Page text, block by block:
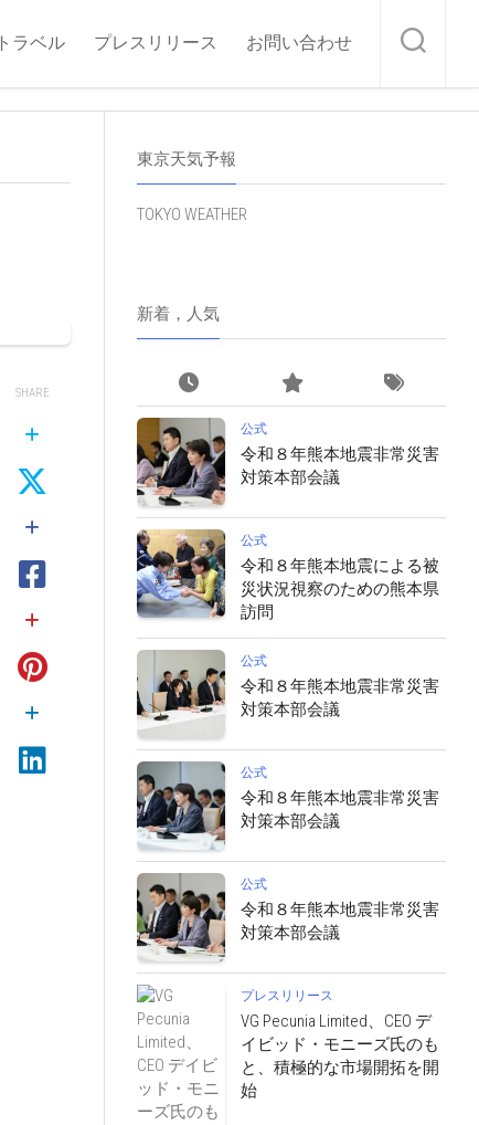
トラベル プレスリリース お問い合わせ
SHARE
東京天気予報
TOKYO WEATHER
新着，人気
公式
令和８年熊本地震非常災害
対策本部会議
公式
令和８年熊本地震による被
災状況視察のための熊本県
訪問
公式
令和８年熊本地震非常災害
対策本部会議
公式
令和８年熊本地震非常災害
対策本部会議
公式
令和８年熊本地震非常災害
対策本部会議
プレスリリース
VG Pecunia Limited、CEO デ
イビッド・モニーズ氏のも
と、積極的な市場開拓を開
始